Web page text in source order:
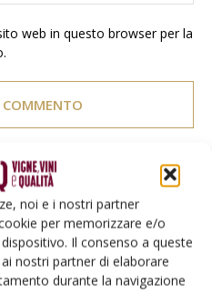
noi e i nostri partner
per memorizzare e/o
Il consenso a queste
nostri partner di elaborare
durante la navigazione
web in questo browser per la
dalle aziende